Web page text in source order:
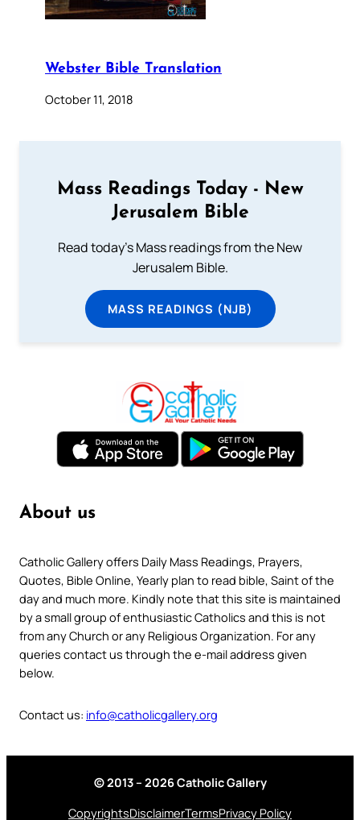
Webster Bible Translation
October 11, 2018
Mass Readings Today - New
Jerusalem Bible
Read today's Mass readings from the New
Jerusalem Bible.
MASS READINGS (NJB)
About us
Catholic Gallery offers Daily Mass Readings, Prayers,
Quotes, Bible Online, Yearly plan to read bible, Saint of the
day and much more. Kindly note that this site is maintained
by a small group of enthusiastic Catholics and this is not
from any Church or any Religious Organization. For any
queries contact us through the e-mail address given
below.
Contact us: info@catholicgallery.org
© 2013 – 2026 Catholic Gallery
CopyrightsDisclaimerTermsPrivacy Policy